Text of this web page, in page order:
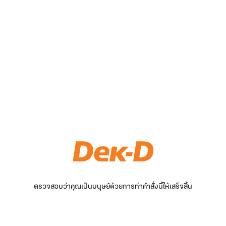
ตรวจสอบว่าคุณเป็นมนุษย์ด้วยการทำคำสั่งนี้ให้เสร็จสิ้น